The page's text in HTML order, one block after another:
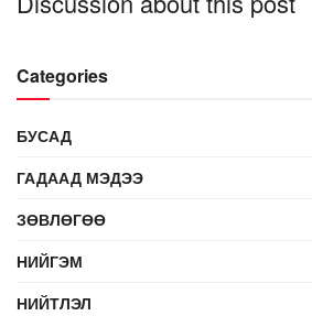
Categories
БУСАД
ГАДААД МЭДЭЭ
ЗӨВЛӨГӨӨ
НИЙГЭМ
НИЙТЛЭЛ